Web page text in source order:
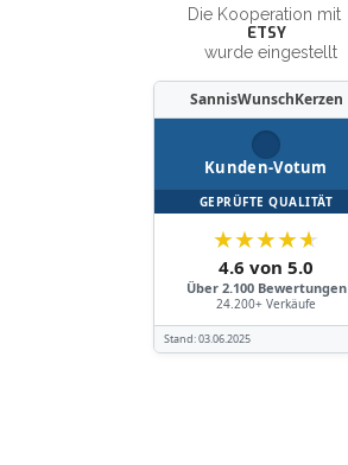
Die Kooperation mit
ETSY
wurde eingestellt
SannisWunschKerzen
Kunden-Votum
GEPRÜFTE QUALITÄT
★★★★★
4.6 von 5.0
Über 2.100 Bewertungen
24.200+ Verkäufe
Stand:03.06.2025